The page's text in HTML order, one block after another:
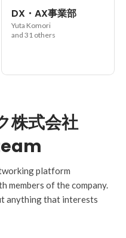
DX・AX事業部
Yuta Komori
and 31 others
株式会社
platform
members of the company.
anything that interests